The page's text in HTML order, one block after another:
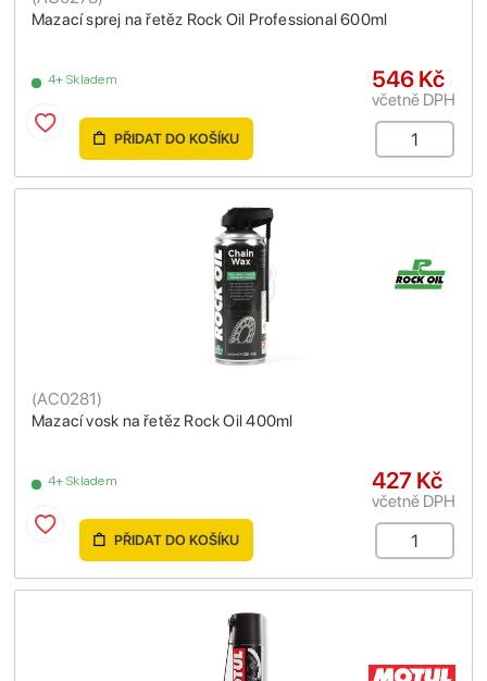
Mazací sprej na řetěz Rock Oil Professional 600ml
4+ Skladem 546 Kč
včetně DPH
PŘIDAT DO KOŠÍKU
Mazací vosk na řetěz Rock Oil 400ml
(AC0281)
4+ Skladem 427 Kč
včetně DPH
PŘIDAT DO KOŠÍKU